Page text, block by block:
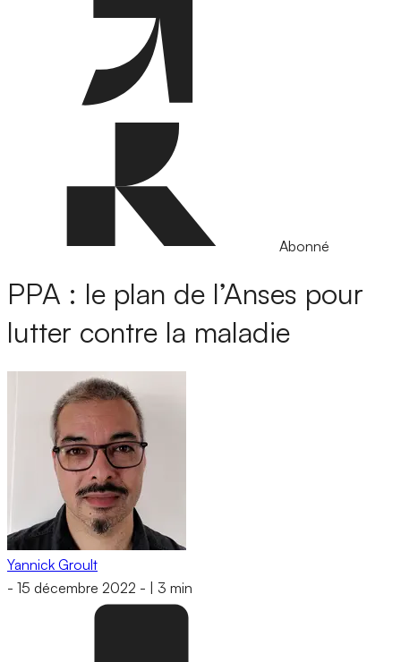
Abonné
PPA : le plan de l’Anses pour
lutter contre la maladie
Yannick Groult
- 15 décembre 2022 - 3 min